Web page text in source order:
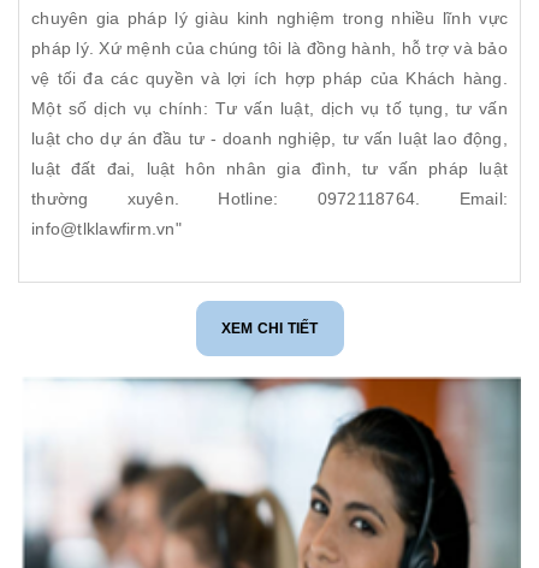
chuyên gia pháp lý giàu kinh nghiệm trong nhiều lĩnh vực
pháp lý. Xứ mệnh của chúng tôi là đồng hành, hỗ trợ và bảo
vệ tối đa các quyền và lợi ích hợp pháp của Khách hàng.
Một số dịch vụ chính: Tư vấn luật, dịch vụ tố tụng, tư vấn
luật cho dự án đầu tư - doanh nghiệp, tư vấn luật lao động,
luật đất đai, luật hôn nhân gia đình, tư vấn pháp luật
thường xuyên. Hotline: 0972118764. Email:
info@tlklawfirm.vn"
XEM CHI TIẾT